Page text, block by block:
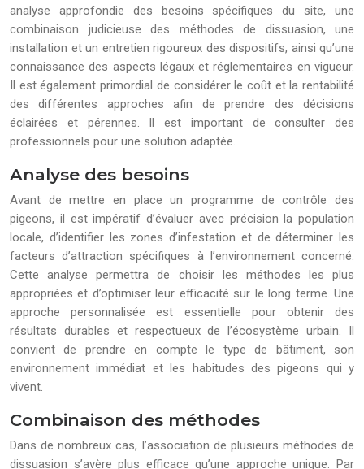
analyse approfondie des besoins spécifiques du site, une
combinaison judicieuse des méthodes de dissuasion, une
installation et un entretien rigoureux des dispositifs, ainsi qu’une
connaissance des aspects légaux et réglementaires en vigueur.
Il est également primordial de considérer le coût et la rentabilité
des différentes approches afin de prendre des décisions
éclairées et pérennes. Il est important de consulter des
professionnels pour une solution adaptée.
Analyse des besoins
Avant de mettre en place un programme de contrôle des
pigeons, il est impératif d’évaluer avec précision la population
locale, d’identifier les zones d’infestation et de déterminer les
facteurs d’attraction spécifiques à l’environnement concerné.
Cette analyse permettra de choisir les méthodes les plus
appropriées et d’optimiser leur efficacité sur le long terme. Une
approche personnalisée est essentielle pour obtenir des
résultats durables et respectueux de l’écosystème urbain. Il
convient de prendre en compte le type de bâtiment, son
environnement immédiat et les habitudes des pigeons qui y
vivent.
Combinaison des méthodes
Dans de nombreux cas, l’association de plusieurs méthodes de
dissuasion s’avère plus efficace qu’une approche unique. Par